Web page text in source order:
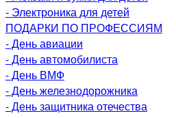
- Электроника для детей
ПОДАРКИ ПО ПРОФЕССИЯМ
- День авиации
- День автомобилиста
- День ВМФ
- День железнодорожника
- День защитника отечества